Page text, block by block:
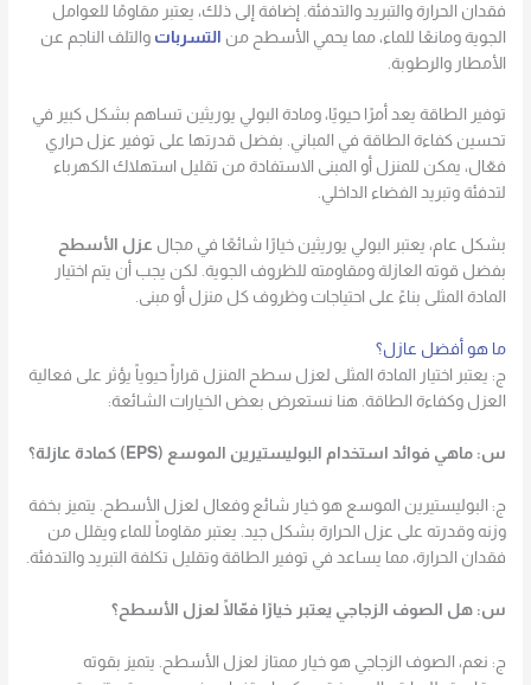
فقدان الحرارة والتبريد والتدفئة. إضافة إلى ذلك، يعتبر مقاومًا للعوامل
الجوية ومانعًا للماء، مما يحمي الأسطح من التسربات والتلف الناجم عن
الأمطار والرطوبة.
توفير الطاقة يعد أمرًا حيويًا، ومادة البولي يوريثين تساهم بشكل كبير في
تحسين كفاءة الطاقة في المباني. بفضل قدرتها على توفير عزل حراري
فعّال، يمكن للمنزل أو المبنى الاستفادة من تقليل استهلاك الكهرباء
لتدفئة وتبريد الفضاء الداخلي.
بشكل عام، يعتبر البولي يوريثين خيارًا شائعًا في مجال عزل الأسطح
بفضل قوته العازلة ومقاومته للظروف الجوية. لكن يجب أن يتم اختيار
المادة المثلى بناءً على احتياجات وظروف كل منزل أو مبنى.
ما هو أفضل عازل؟
ج: يعتبر اختيار المادة المثلى لعزل سطح المنزل قراراً حيوياً يؤثر على فعالية
العزل وكفاءة الطاقة. هنا نستعرض بعض الخيارات الشائعة:
س: ماهي فوائد استخدام البوليستيرين الموسع (EPS) كمادة عازلة؟
ج: البوليستيرين الموسع هو خيار شائع وفعال لعزل الأسطح. يتميز بخفة
وزنه وقدرته على عزل الحرارة بشكل جيد. يعتبر مقاوماً للماء ويقلل من
فقدان الحرارة، مما يساعد في توفير الطاقة وتقليل تكلفة التبريد والتدفئة.
س: هل الصوف الزجاجي يعتبر خيارًا فعّالًا لعزل الأسطح؟
ج: نعم، الصوف الزجاجي هو خيار ممتاز لعزل الأسطح. يتميز بقوته